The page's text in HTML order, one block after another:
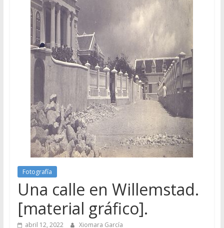
Fotografía
Una calle en Willemstad.
[material gráfico].
abril 12, 2022 Xiomara García